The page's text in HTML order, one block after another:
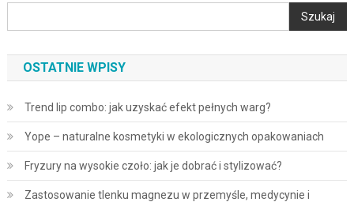
Szukaj
OSTATNIE WPISY
Trend lip combo: jak uzyskać efekt pełnych warg?
Yope – naturalne kosmetyki w ekologicznych opakowaniach
Fryzury na wysokie czoło: jak je dobrać i stylizować?
Zastosowanie tlenku magnezu w przemyśle, medycynie i